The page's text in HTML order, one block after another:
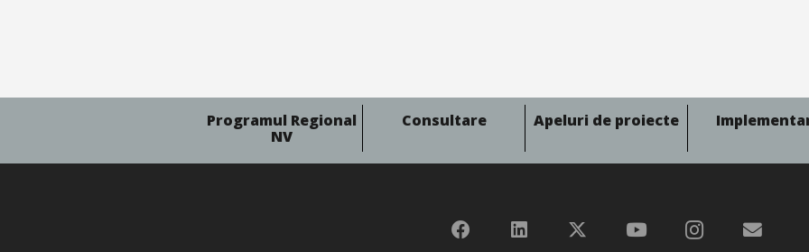
Programul Regional
NV
Consultare Apeluri de proiecte